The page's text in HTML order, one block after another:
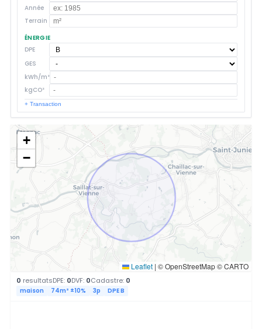
Année
Terrain
ÉNERGIE
DPE
GES
kWh/m²
kgCO²
+ Transaction
0 resultatsDPE: 0DVF: 0Cadastre: 0
maison 74m² ±10% 3p DPE B
+
−
Leaflet | © OpenStreetMap © CARTO